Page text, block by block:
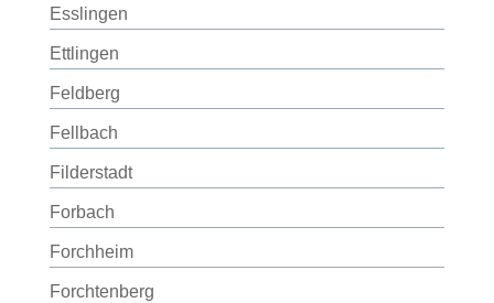
Esslingen
Ettlingen
Feldberg
Fellbach
Filderstadt
Forbach
Forchheim
Forchtenberg